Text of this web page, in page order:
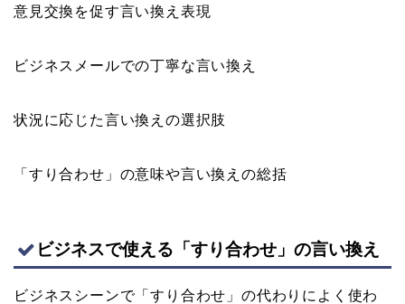
意見交換を促す言い換え表現
ビジネスメールでの丁寧な言い換え
状況に応じた言い換えの選択肢
「すり合わせ」の意味や言い換えの総括
ビジネスで使える「すり合わせ」の言い換え
ビジネスシーンで「すり合わせ」の代わりによく使わ